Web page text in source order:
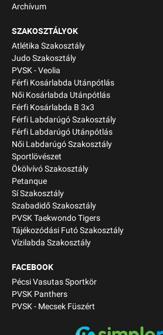
Archívum
SZAKOSZTÁLYOK
Atlétika Szakosztály
Judo Szakosztály
PVSK - Veolia
Férfi Kosárlabda Utánpótlás
Női Kosárlabda Utánpótlás
Férfi Kosárlabda B 3x3
Férfi Labdarúgó Szakosztály
Férfi Labdarúgó Utánpótlás
Női Labdarúgó Szakosztály
Sportlövészet
Ökölvívó Szakosztály
Petanque
Sí Szakosztály
Szabadidő Szakosztály
PVSK Taekwondo Tigers
Tájékozódási Futó Szakosztály
Vízilabda Szakosztály
FACEBOOK
Pécsi Vasutas Sportkör
PVSK Panthers
PVSK - Mecsek Füszért